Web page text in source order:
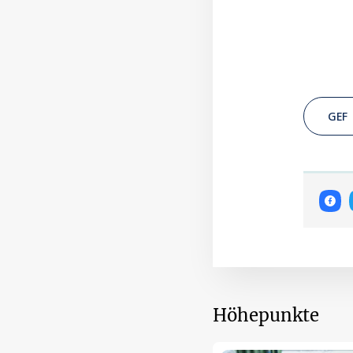
GEF
Höhepunkte